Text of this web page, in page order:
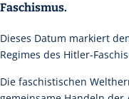
Faschismus.
Dieses Datum markiert
Regimes des Hitler-
Die faschistischen